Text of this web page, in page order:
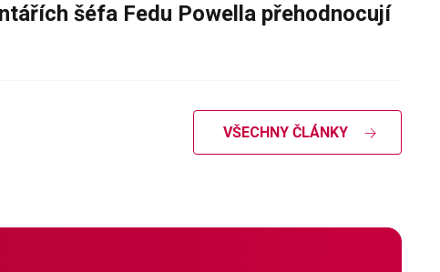
šéfa Fedu Powella přehodnocují
VŠECHNY ČLÁNKY